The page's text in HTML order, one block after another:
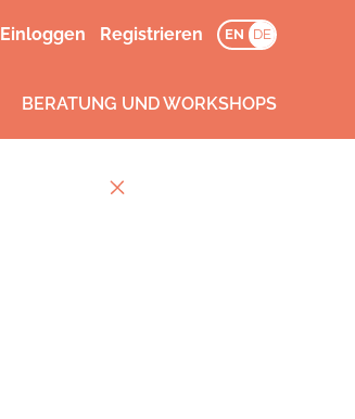
Einloggen Registrieren EN DE
BERATUNG UND WORKSHOPS